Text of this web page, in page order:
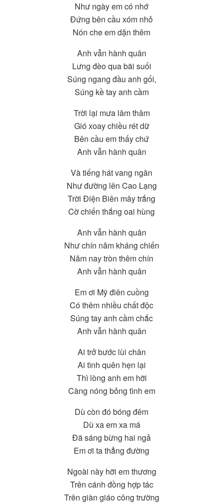
Như ngày em có nhớ
Đứng bên cầu xóm nhỏ
Nón che em dặn thêm
Anh vẫn hành quân
Lưng đèo qua bãi suối
Súng ngang đầu anh gối,
Súng kề tay anh cầm
Trời lại mưa lâm thâm
Gió xoay chiều rét dữ
Bên cầu em thấy chứ
Anh vẫn hành quân
Và tiếng hát vang ngân
Như đường lên Cao Lạng
Trời Điện Biên mây trắng
Cờ chiến thắng oai hùng
Anh vẫn hành quân
Như chín năm kháng chiến
Năm nay tròn thêm chín
Anh vẫn hành quân
Em ơi Mỹ điên cuồng
Có thêm nhiều chất độc
Súng tay anh cầm chắc
Anh vẫn hành quân
Ai trở bước lùi chân
Ai tình quên hẹn lại
Thì lòng anh em hỡi
Càng nóng bỏng tình em
Dù còn đó bóng đêm
Dù xa em xa má
Đã sáng bừng hai ngả
Em ơi ta thẳng đường
Ngoài này hỡi em thương
Trên cánh đồng hợp tác
Trên giàn giáo công trường